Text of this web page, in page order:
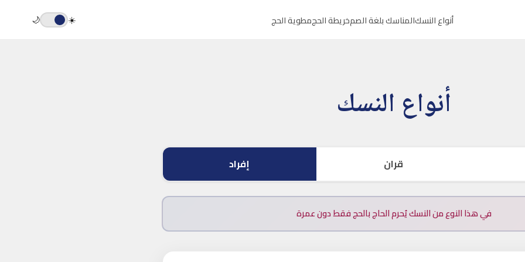
أنواع النسكالمناسك بلغة الصمخريطة الحجمطوية الحج ☀️
🌙
أنواع النسك
قران إفراد
في هذا النوع من النسك يُحرم الحاج بالحج فقط دون عمرة